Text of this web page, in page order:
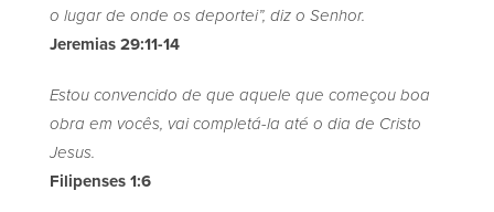
o lugar de onde os deportei”, diz o Senhor.
Jeremias 29:11-14
Estou convencido de que aquele que começou boa
obra em vocês, vai completá-la até o dia de Cristo
Jesus.
Filipenses 1:6